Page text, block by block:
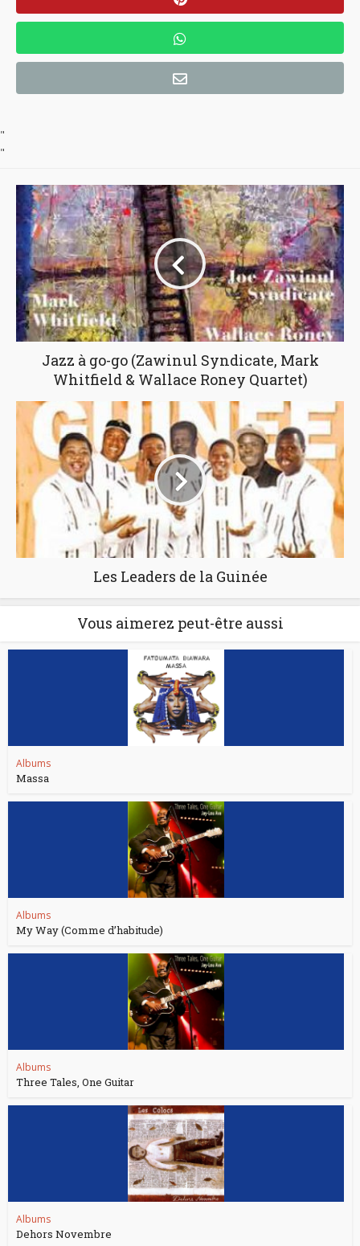
"
"
Jazz à go-go (Zawinul Syndicate, Mark
Whitfield & Wallace Roney Quartet)
Les Leaders de la Guinée
Vous aimerez peut-être aussi
Albums
Massa
Albums
My Way (Comme d’habitude)
Albums
Three Tales, One Guitar
Albums
Dehors Novembre